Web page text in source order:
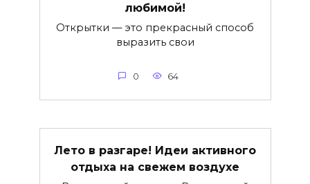
любимой!
Открытки — это прекрасный способ
выразить свои
0 64
Лето в разгаре! Идеи активного
отдыха на свежем воздухе